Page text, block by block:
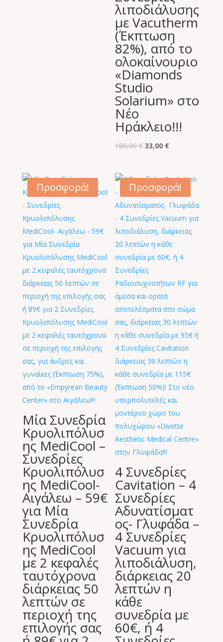
λιποδιάλυσης
με Vacutherm
(Έκπτωση
82%), από το
ολοκαίνουριο
«Diamonds
Studio
Solarium» στο
Νέο
Ηράκλειο!!!
180,00€ Original
180,00 €.
33,00 €
είναι:
33,00 €.
Προσφορά!
Μία Συνεδρία
Κρυολιπόλυσ
ης MediCool –
Συνεδρίες
Κρυολιπόλυσ
ης MediCool-
Αιγάλεω – 59€
για Μία
Συνεδρία
Κρυολιπόλυσ
ης MediCool
με 2 κεφαλές
ταυτόχρονα
διάρκειας 50
λεπτών σε
περιοχή της
επιλογής σας
Προσφορά!
4 Συνεδρίες
Cavitation – 4
Συνεδρίες
Αδυνατίσματ
ος- Γλυφάδα –
4 Συνεδρίες
Vacuum για
λιποδιάλυση,
διάρκειας 20
λεπτών η
κάθε
συνεδρία με
60€, ή 4